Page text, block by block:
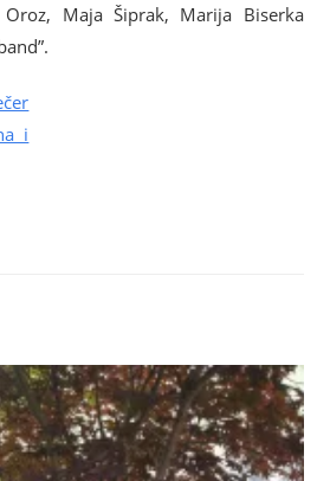
Maja Šiprak, Marija Biserka